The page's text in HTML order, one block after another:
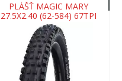
PLÁŠŤ MAGIC MARY
27.5X2.40 (62-584) 67TPI
1250G SUPER GRAVITY TLE
U-SOFT